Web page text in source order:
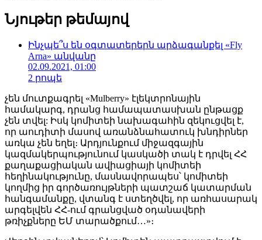
Նյութեր թեմայով
Ինչպե՞ս են օգտատերերն արձագանքել «Fly
Arna» անվանը
02.09.2021, 01:00
2 րոպե
չեն մուտքագրել «Mulberry» էլեկտրոնային
համակարգ, դրանց համապատասխան ընթացք
չեն տվել: Իսկ կոմիտեի նախագահին զեկուցվել է,
որ աուդիտի մասով առանձնահատուկ խնդիրներ
առկա չեն եղել։ Արդյունքում միջազգային
կազմակերպությունում կասկածի տակ է դրվել ՀՀ
քաղաքացիական ավիացիայի կոմիտեի
հեղինակությունը, մասնավորապես՝ կոմիտեի
կողմից իր գործառույթների պատշաճ կատարման
հանգամանքը, վտանգ է ստեղծվել, որ առհասարակ
արգելվեն ՀՀ-ում գրանցված օդանավերի
թռիչքները ԵՄ տարածքում…»։